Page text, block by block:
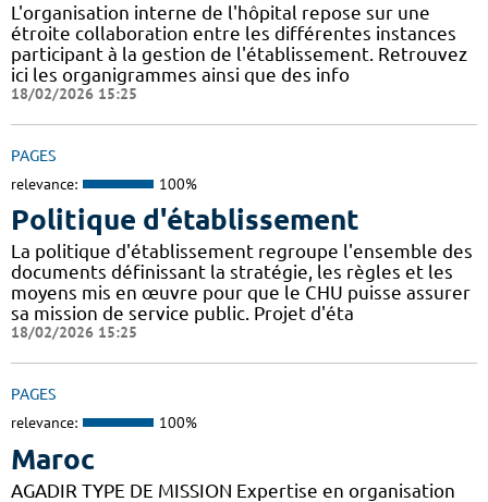
L'organisation interne de l'hôpital repose sur une
étroite collaboration entre les différentes instances
participant à la gestion de l'établissement. Retrouvez
ici les organigrammes ainsi que des info
18/02/2026 15:25
PAGES
relevance: 100%
Politique d'établissement
La politique d'établissement regroupe l'ensemble des
documents définissant la stratégie, les règles et les
moyens mis en œuvre pour que le CHU puisse assurer
sa mission de service public. Projet d'éta
18/02/2026 15:25
PAGES
relevance: 100%
Maroc
AGADIR TYPE DE MISSION Expertise en organisation